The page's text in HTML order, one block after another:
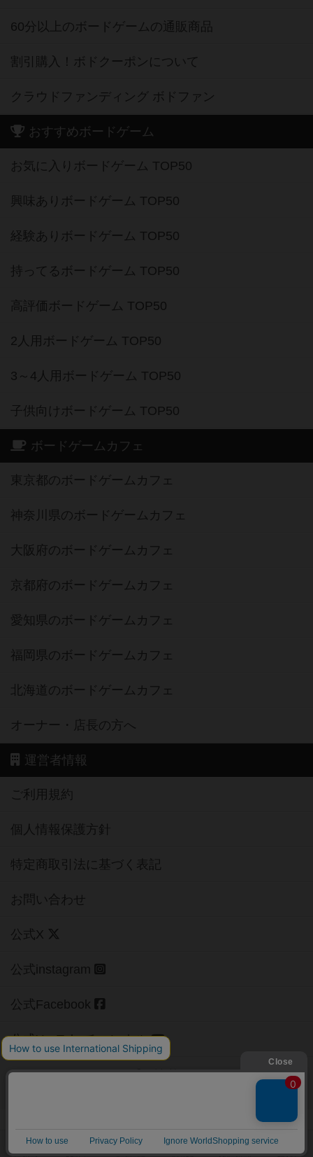
60分以上のボードゲームの通販商品
割引購入！ボドクーポンについて
クラウドファンディング ボドファン
おすすめボードゲーム
お気に入りボードゲーム TOP50
興味ありボードゲーム TOP50
経験ありボードゲーム TOP50
持ってるボードゲーム TOP50
高評価ボードゲーム TOP50
2人用ボードゲーム TOP50
3～4人用ボードゲーム TOP50
子供向けボードゲーム TOP50
ボードゲームカフェ
東京都のボードゲームカフェ
神奈川県のボードゲームカフェ
大阪府のボードゲームカフェ
京都府のボードゲームカフェ
愛知県のボードゲームカフェ
福岡県のボードゲームカフェ
北海道のボードゲームカフェ
オーナー・店長の方へ
運営者情報
ご利用規約
個人情報保護方針
特定商取引法に基づく表記
お問い合わせ
公式X
公式instagram
公式Facebook
公式YouTubeチャンネル
Copyright (c)